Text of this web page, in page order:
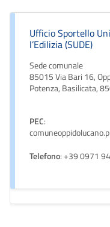
Ufficio Sportello
l’Edilizia (SUDE)
Sede comunale
85015 Via Bari 16,
Potenza, Basilicata,
PEC:
Telefono: +39 0971